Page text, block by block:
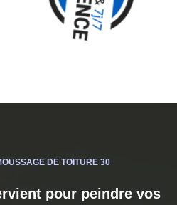
DE TOITURE 30
pour peindre vos